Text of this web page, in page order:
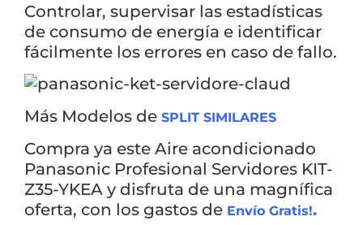
Controlar, supervisar las estadísticas
de consumo de energía e identificar
fácilmente los errores en caso de fallo.
Más Modelos de SPLIT SIMILARES
Compra ya este Aire acondicionado
Panasonic Profesional Servidores KIT-
Z35-YKEA y disfruta de una magnífica
oferta, con los gastos de Envío Gratis!.